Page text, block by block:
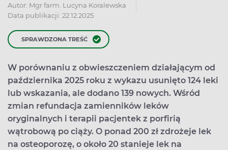
Autor: Mgr farm. Lucyna Koralewska
Data publikacji: 22.12.2025
SPRAWDZONA TREŚĆ
W porównaniu z obwieszczeniem działającym od
października 2025 roku z wykazu usunięto 124 leki
lub wskazania, ale dodano 139 nowych. Wśród
zmian refundacja zamienników leków
oryginalnych i terapii pacjentek z porfirią
wątrobową po ciąży. O ponad 200 zł zdrożeje lek
na osteoporozę, o około 20 stanieje lek na